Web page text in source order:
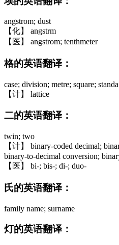
angstrom; dust
【化】 angstrm
【医】 angstrom; tenthmeter
格的英语翻译：
case; division; metre; square;
【计】 lattice
二的英语翻译：
twin; two
【计】 binary-coded decimal;
binary-to-decimal conversion;
【医】 bi-; bis-; di-; duo-
氏的英语翻译：
family name; surname
灯的英语翻译：